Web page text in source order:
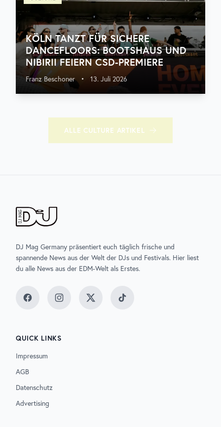
KÖLN TANZT FÜR SICHERE
DANCEFLOORS: BOOTSHAUS UND
NIBIRII FEIERN CSD-PREMIERE
Franz Beschoner • 13. Juli 2026
ALLE CULTURE ARTIKEL
DJ Mag Germany präsentiert euch täglich frische und
spannende News aus der Welt der DJs und Festivals. Hier liest
du alle News aus der EDM-Welt als Erstes.
FacebookInstagramTwitter TikTok
QUICK LINKS
Impressum
AGB
Datenschutz
Advertising